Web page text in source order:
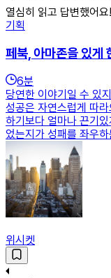
열심히 읽고 답변했어요!
기획
페북, 아마존을 있게
6분
당연한 이야기일 수 있
성공은 자연스럽게 따
하기보다 얼마나 끈기
었는지가 성패를 좌우
위시켓